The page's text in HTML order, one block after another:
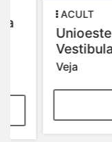
ACULT
Unioeste
Vestibular